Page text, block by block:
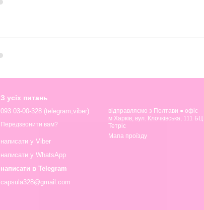
З усіх питань
093 03-00-328 (telegram,viber)
Передзвонити вам?
написати у Viber
написати у WhatsApp
написати в Telegram
capsula328@gmail.com
відправляємо з Полтави ● офіс
м.Харків, вул. Клочківська, 111 БЦ
Тетріс
Мапа проїзду